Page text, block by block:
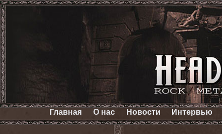
Главная О нас Новости Интервью